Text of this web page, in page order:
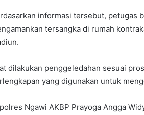
informasi tersebut, petugas
tersangka di rumah
dilakukan penggeledahan sesuai
yang digunakan untuk
Ngawi AKBP Prayoga Angga